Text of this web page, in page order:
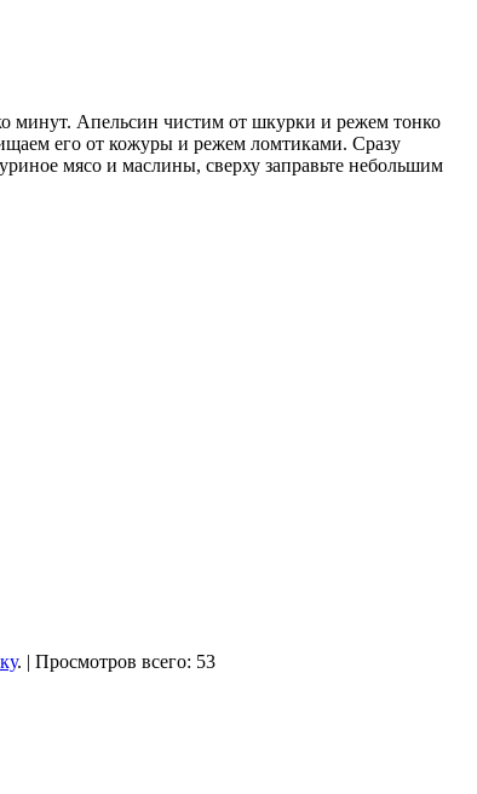
минут. Апельсин чистим от шкурки и режем тонко
его от кожуры и режем ломтиками. Сразу
мясо и маслины, сверху заправьте небольшим
. | Просмотров всего: 53